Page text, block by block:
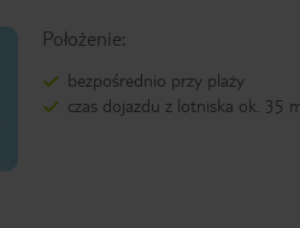
Położenie:
bezpośrednio przy plaży
czas dojazdu z lotniska ok. 35